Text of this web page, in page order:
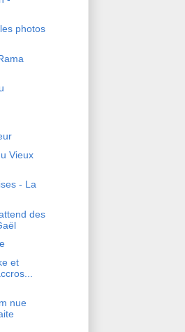
photos
Vieux
- La
des
et
nue